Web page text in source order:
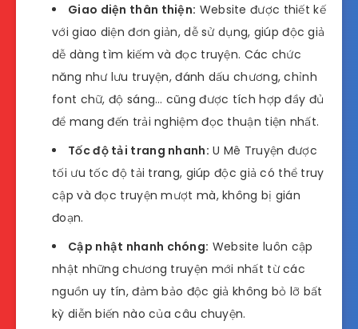
Giao diện thân thiện: Website được thiết kế
với giao diện đơn giản, dễ sử dụng, giúp độc giả
dễ dàng tìm kiếm và đọc truyện. Các chức
năng như lưu truyện, đánh dấu chương, chỉnh
font chữ, độ sáng… cũng được tích hợp đầy đủ
để mang đến trải nghiệm đọc thuận tiện nhất.
Tốc độ tải trang nhanh: U Mê Truyện được
tối ưu tốc độ tải trang, giúp độc giả có thể truy
cập và đọc truyện mượt mà, không bị gián
đoạn.
Cập nhật nhanh chóng: Website luôn cập
nhật những chương truyện mới nhất từ các
nguồn uy tín, đảm bảo độc giả không bỏ lỡ bất
kỳ diễn biến nào của câu chuyện.